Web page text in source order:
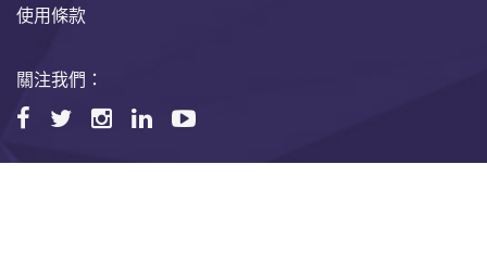
使用條款
關注我們：